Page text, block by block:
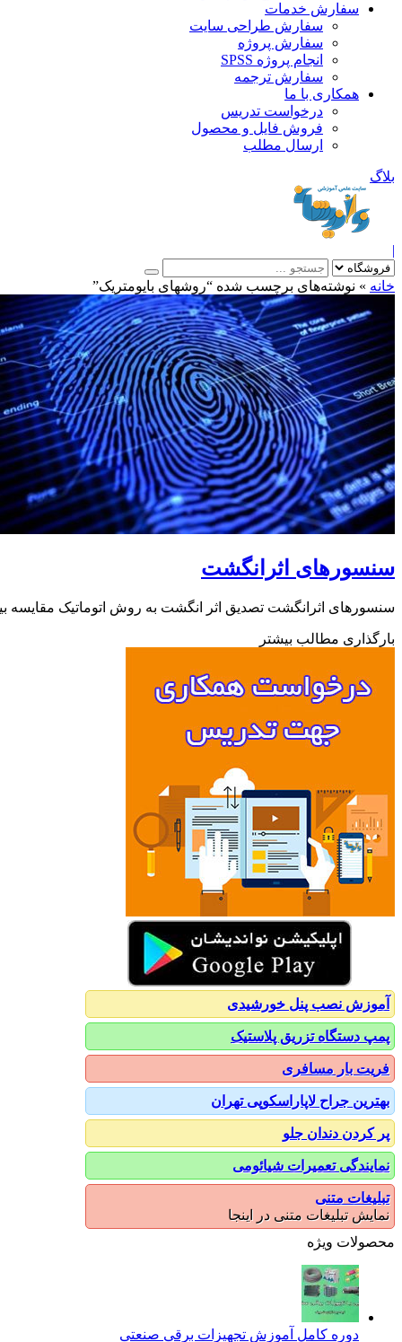
سفارش خدمات
سفارش طراحی سایت
سفارش پروژه
انجام پروژه SPSS
سفارش ترجمه
همکاری با ما
درخواست تدریس
فروش فایل و محصول
ارسال مطلب
بلاگ
|
خانه » نوشته‌های برچسب شده “روشهای بایومتریک”
سنسورهای اثرانگشت
سنسورهای اثرانگشت تصدیق اثر انگشت به روش اتوماتیک مقایسه
بارگذاری مطالب بیشتر
آموزش نصب پنل خورشیدی
پمپ دستگاه تزریق پلاستیک
فریت بار مسافری
بهترین جراح لاپاراسکوپی تهران
پر کردن دندان جلو
نمایندگی تعمیرات شیائومی
تبلیغات متنی
نمایش تبلیغات متنی در اینجا
محصولات ویژه
دوره کامل آموزش تجهیزات برقی صنعتی